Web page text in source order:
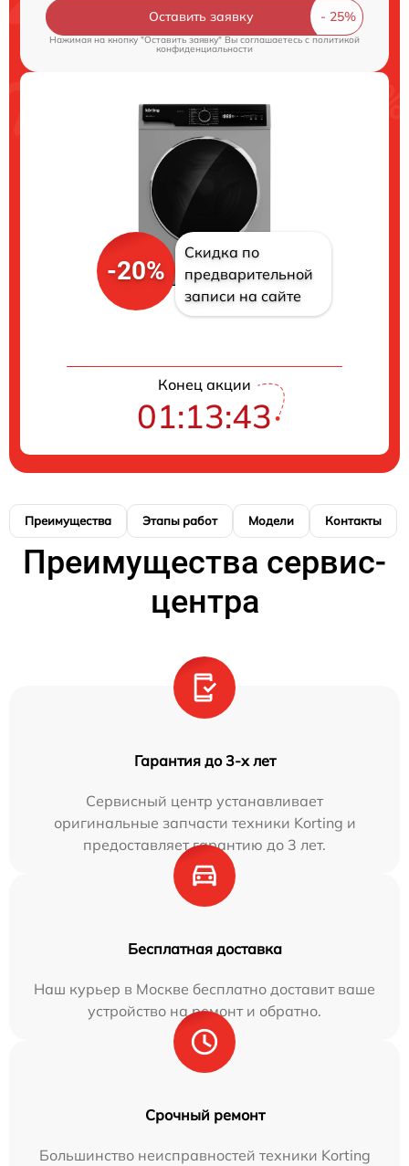
Оставить заявку
Нажимая на кнопку "Оставить заявку" Вы соглашаетесь cполитикой
конфиденциальности
-20%
Скидка по
предварительной
записи на сайте
Конец акции
01:13:42
Преимущества Этапы работ Модели Контакты
Преимущества сервис-
центра
Гарантия до 3-х лет
Сервисный центр устанавливает
оригинальные запчасти техники Korting и
предоставляет гарантию до 3 лет.
Бесплатная доставка
Наш курьер в Москве бесплатно доставит ваше
устройство на ремонт и обратно.
Срочный ремонт
Большинство неисправностей техники Korting